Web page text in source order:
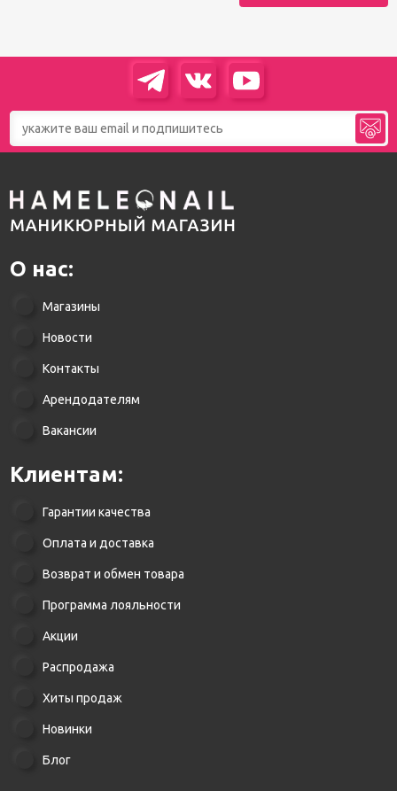
О нас:
Магазины
Новости
Контакты
Арендодателям
Вакансии
Клиентам:
Гарантии качества
Оплата и доставка
Возврат и обмен товара
Программа лояльности
Акции
Распродажа
Хиты продаж
Новинки
Блог